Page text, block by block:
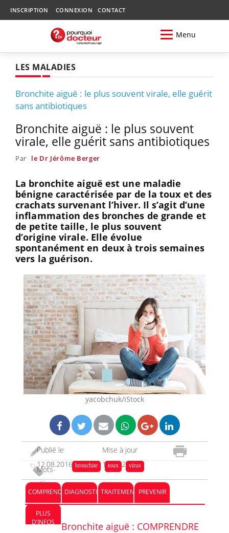
INSCRIPTION CONNEXION CONTACT
Menu
LES MALADIES
Bronchite aiguë : le plus souvent virale, elle guérit
sans antibiotiques
Bronchite aiguë : le plus souvent
virale, elle guérit sans antibiotiques
Par le Dr Jérôme Berger
La bronchite aiguë est une maladie
bénigne caractérisée par de la toux et des
crachats survenant l’hiver. Il s’agit d’une
inflammation des bronches de grande et
de petite taille, le plus souvent
d’origine virale. Elle évolue
spontanément en deux à trois semaines
vers la guérison.
yacobchuk/iStock
Publié le
12.08.2016
Mise à jour
15.12.2023
Mots-
clés :
bronchite toux virus
COMPRENDREDIAGNOSTICTRAITEMENT PREVENIR
PLUS
D’INFOS
Bronchite aiguë : COMPRENDRE